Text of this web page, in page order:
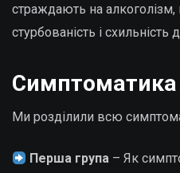
страждають на алкоголізм,
стурбованість і схильність
Ми розділили всю
Перша група – Як